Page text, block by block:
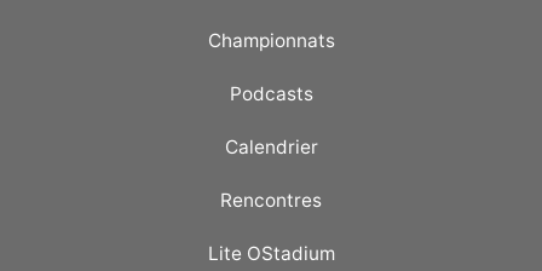
Championnats
Podcasts
Calendrier
Rencontres
Lite OStadium